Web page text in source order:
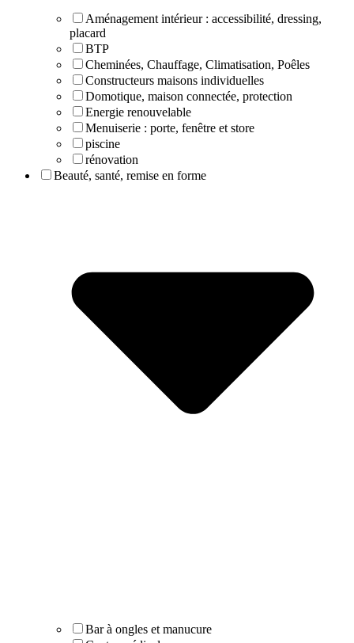
Aménagement intérieur : accessibilité, dressing,
placard
BTP
Cheminées, Chauffage, Climatisation, Poêles
Constructeurs maisons individuelles
Domotique, maison connectée, protection
Energie renouvelable
Menuiserie : porte, fenêtre et store
piscine
rénovation
Beauté, santé, remise en forme
Bar à ongles et manucure